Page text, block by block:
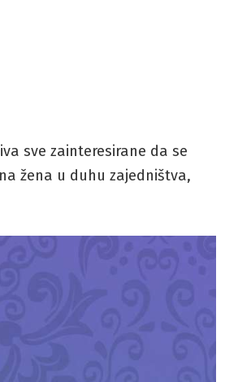
sve zainteresirane da se
žena u duhu zajedništva,